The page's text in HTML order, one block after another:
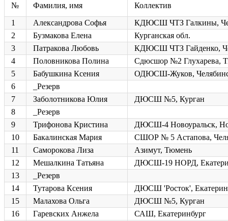
№ Фамилия, имя
Коллектив
1
Александрова Софья
КДЮСШ ЧТЗ Галкины,
2
Бузмакова Елена
Курганская обл.
3
Патракова Любовь
КДЮСШ ЧТЗ Гайденко,
4
Половникова Полина
Сдюсшор №2 Глухарева,
5
Бабушкина Ксения
ОДЮСШ-Жуков,
6
_Резерв
7
Заболотникова Юлия
ДЮСШ №5, Курган
8
_Резерв
9
Трифонова Кристина
ДЮСШ-4 Новоуральск,
10
Бакалинская Мария
СШОР № 5 Астапова,
11
Саморокова Лиза
Азимут, Тюмень
12
Мешалкина Татьяна
ДЮСШ-19 НОРД,
13
_Резерв
14
Тутарова Ксения
ДЮСШ 'Росток',
15
Малахова Ольга
ДЮСШ №5, Курган
16
Гаревских Анжела
САШ, Екатеринбург